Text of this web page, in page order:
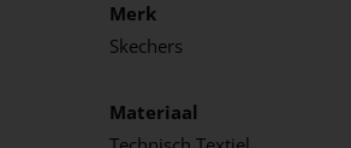
Merk
Skechers
Materiaal